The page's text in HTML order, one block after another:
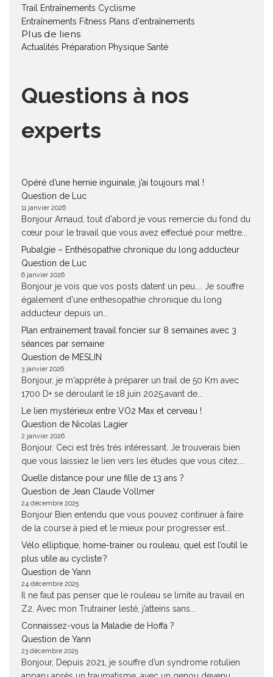
Trail
Entraînements Cyclisme
Entraînements Fitness Plans d'entraînements
Plus de liens
Actualités Préparation Physique Santé
Questions à nos
experts
Opéré d’une hernie inguinale, j’ai toujours mal !
Question de Luc
11 janvier 2026
Bonjour Arnaud, tout d'abord je vous remercie du fond du
cœur pour le travail que vous avez effectué pour mettre...
Pubalgie – Enthésopathie chronique du long adducteur
Question de Luc
6 janvier 2026
Bonjour je vois que vos posts datent un peu.... Je souffre
également d'une enthesopathie chronique du long
adducteur depuis un...
Plan entrainement travail foncier sur 8 semaines avec 3
séances par semaine
Question de MESLIN
3 janvier 2026
Bonjour, je m'apprête à préparer un trail de 50 Km avec
1700 D+ se déroulant le 18 juin 2025,avant de...
Le lien mystérieux entre VO2 Max et cerveau !
Question de Nicolas Lagier
2 janvier 2026
Bonjour. Ceci est très très intéressant. Je trouverais bien
que vous laissiez le lien vers les études que vous citez....
Quelle distance pour une fille de 13 ans ?
Question de Jean Claude Vollmer
24 décembre 2025
Bonjour Bien entendu que vous pouvez continuer à faire
de la course à pied et le mieux pour progresser est...
Vélo elliptique, home-trainer ou rouleau, quel est l’outil le
plus utile au cycliste ?
Question de Yann
24 décembre 2025
Il ne faut pas penser que le rouleau se limite au travail en
Z2. Avec mon Trutrainer lesté, j’atteins sans...
Connaissez-vous la Maladie de Hoffa ?
Question de Yann
23 décembre 2025
Bonjour, Depuis 2021, je souffre d’un syndrome rotulien